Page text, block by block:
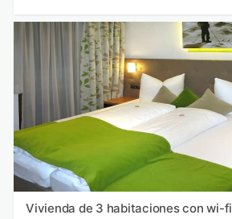
Vivienda de 3 habitaciones con wi-fi